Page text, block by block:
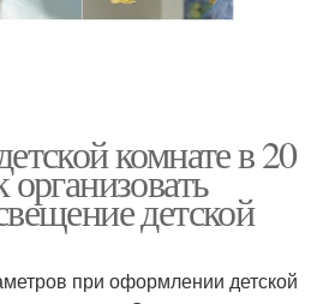
комнате в 20
детской
при оформлении детской